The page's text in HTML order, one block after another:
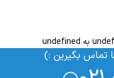
تماس بگیرین :)